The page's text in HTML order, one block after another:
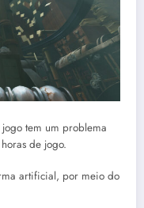
tem um problema
de jogo.
artificial, por meio do